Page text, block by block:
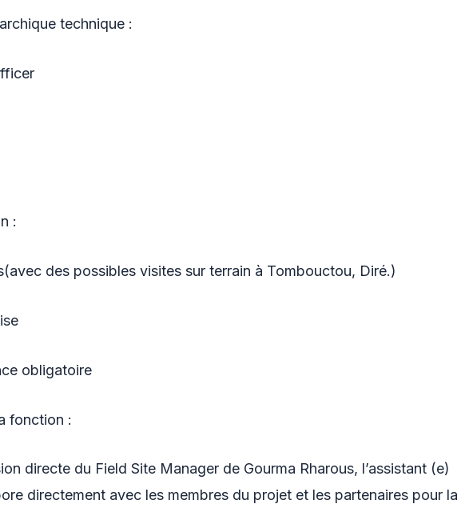
technique :
:
des possibles visites sur terrain à Tombouctou, Diré.)
obligatoire
fonction :
directe du Field Site Manager de Gourma Rharous, l’assistant (e)
directement avec les membres du projet et les partenaires pour la